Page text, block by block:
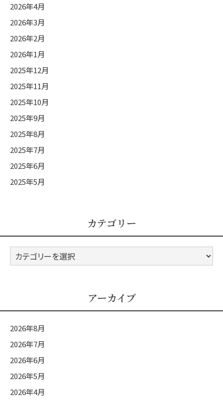
2026年4月
2026年3月
2026年2月
2026年1月
2025年12月
2025年11月
2025年10月
2025年9月
2025年8月
2025年7月
2025年6月
2025年5月
カテゴリー
カ
テ
アーカイブ
2026年8月
2026年7月
2026年6月
2026年5月
2026年4月